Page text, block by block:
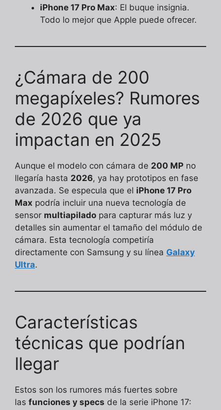
iPhone 17 Pro Max: El buque insignia.
Todo lo mejor que Apple puede ofrecer.
¿Cámara de 200
megapíxeles? Rumores
de 2026 que ya
impactan en 2025
Aunque el modelo con cámara de 200 MP no
llegaría hasta 2026, ya hay prototipos en fase
avanzada. Se especula que el iPhone 17 Pro
Max podría incluir una nueva tecnología de
sensor multiapilado para capturar más luz y
detalles sin aumentar el tamaño del módulo de
cámara. Esta tecnología competiría
directamente con Samsung y su línea Galaxy
Ultra.
Características
técnicas que podrían
llegar
Estos son los rumores más fuertes sobre
las funciones y specs de la serie iPhone 17: